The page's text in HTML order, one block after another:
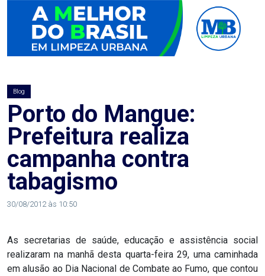
ADMINISTRAÇÃO
AGOSTO
ALEGRIA
ALRN
ANIVERSARIANTE
ARTICULAÇÃO
ARTIGO
Blog
Porto do Mangue:
Prefeitura realiza
campanha contra
tabagismo
30/08/2012 às 10:50
As secretarias de saúde, educação e assistência social
realizaram na manhã desta quarta-feira 29, uma caminhada
em alusão ao Dia Nacional de Combate ao Fumo, que contou